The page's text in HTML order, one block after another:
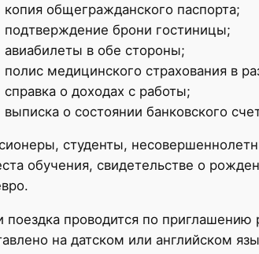
копия общегражданского паспорта;
подтверждение брони гостиницы;
авиабилеты в обе стороны;
полис медицинского страхования в
справка о доходах с работы;
выписка о состоянии банковского
студенты,
обучения, свидетельстве о
поездка проводится по
на датском или английском